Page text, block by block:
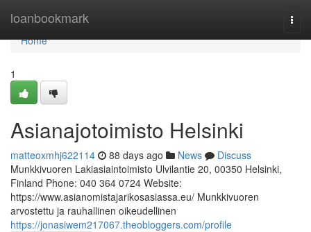
loanbookmark
Home
Home
1
Asianajotoimisto Helsinki
matteoxmhj622114 88 days ago News
Discuss
Munkkivuoren Lakiasiaintoimisto Ulvilantie 20, 00350 Helsinki,
Finland Phone: 040 364 0724 Website:
https://www.asianomistajarikosasiassa.eu/ Munkkivuoren
arvostettu ja rauhallinen oikeudellinen
https://jonasiwem217067.theobloggers.com/profile